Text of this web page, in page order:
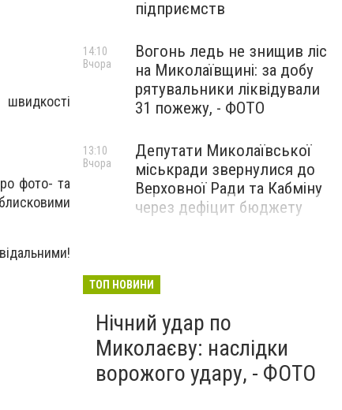
фото- та
підприємств
Вогонь ледь не знищив ліс
на Миколаївщині: за добу
рятувальники ліквідували
31 пожежу, - ФОТО
14:10
Вчора
Депутати Миколаївської
міськради звернулися до
Верховної Ради та Кабміну
через дефіцит бюджету
13:10
Вчора
ТОП НОВИНИ
Нічний удар по
Миколаєву: наслідки
ворожого удару, - ФОТО